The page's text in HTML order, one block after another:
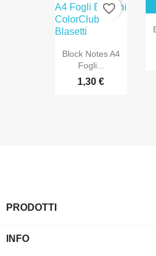
Block Notes A4
Fogli...
1,30 €
favorite_border
PRODOTTI
INFO